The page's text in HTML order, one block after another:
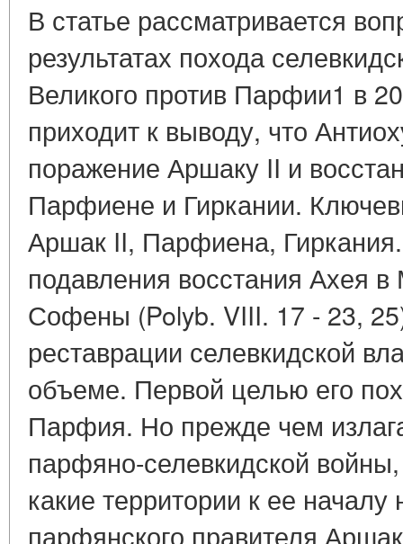
В статье рассматривается
результатах похода
Великого против Парфии1 в
приходит к выводу, что
поражение Аршаку II и
Парфиене и Гиркании.
Аршак II, Парфиена,
подавления восстания Ахея
Софены (Polyb. VIII. 17 - 23,
реставрации селевкидской
объеме. Первой целью его
Парфия. Но прежде чем
парфяно-селевкидской
какие территории к ее
парфянского правителя